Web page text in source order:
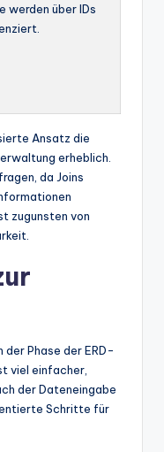
werden über IDs
Ansatz die
erheblich.
da Joins
zugunsten von
Phase der ERD-
viel einfacher,
der Dateneingabe
Schritte für